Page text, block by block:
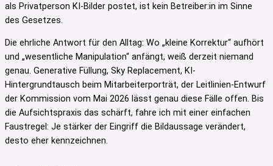
als Privatperson KI-Bilder postet, ist kein Betreiber:in im Sinne
des Gesetzes.
Die ehrliche Antwort für den Alltag: Wo „kleine Korrektur“ aufhört
und „wesentliche Manipulation“ anfängt, weiß derzeit niemand
genau. Generative Füllung, Sky Replacement, KI-
Hintergrundtausch beim Mitarbeiterporträt, der Leitlinien-Entwurf
der Kommission vom Mai 2026 lässt genau diese Fälle offen. Bis
die Aufsichtspraxis das schärft, fahre ich mit einer einfachen
Faustregel: Je stärker der Eingriff die Bildaussage verändert,
desto eher kennzeichnen.